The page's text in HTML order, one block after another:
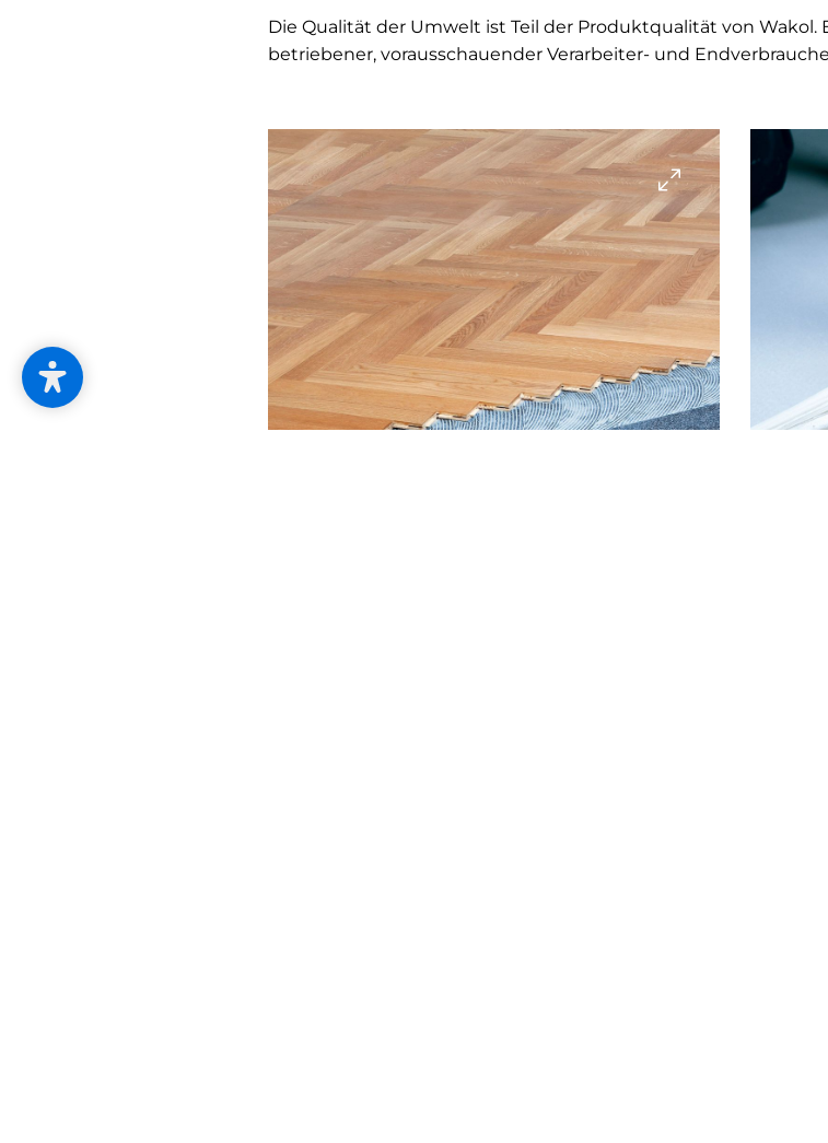
Die Qualität der Umwelt ist Teil der Produktqualität von
betriebener, vorausschauender Verarbeiter- und